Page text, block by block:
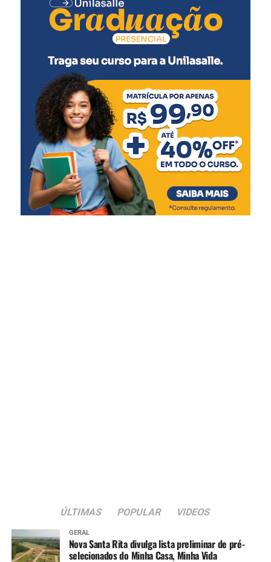
4 anos:
Tríplice bacteriana – DTP (2ª dose reforço)
Pólio (2ª dose reforço)
A partir dos 7 anos :
Difteria e Tétano –dT(3 doses, conforme histórico
vacinal)
9 a 14 anos:
HPV (dose única)
10 a 14 anos:
ÚLTIMAS POPULAR VIDEOS
GERAL
Nova Santa Rita divulga lista preliminar de pré-
selecionados do Minha Casa, Minha Vida